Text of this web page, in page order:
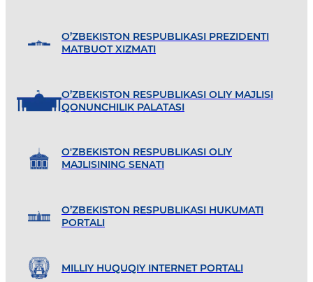
O’ZBEKISTON RESPUBLIKASI PREZIDENTI
MATBUOT XIZMATI
O’ZBEKISTON RESPUBLIKASI OLIY MAJLISI
QONUNCHILIK PALATASI
O'ZBEKISTON RESPUBLIKASI OLIY
MAJLISINING SENATI
O’ZBEKISTON RESPUBLIKASI HUKUMATI
PORTALI
MILLIY HUQUQIY INTERNET PORTALI